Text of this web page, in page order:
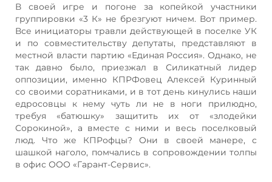
В своей игре и погоне за копейкой участники
группировки «3 К» не брезгуют ничем. Вот пример.
Все инициаторы травли действующей в поселке УК
и по совместительству депутаты, представляют в
местной власти партию «Единая Россия». Однако, не
так давно было, приезжал в Силикатный лидер
оппозиции, именно КПРФовец Алексей Куринный
со своими соратниками, и в тот день кинулись наши
едросовцы к нему чуть ли не в ноги прилюдно,
требуя «батюшку» защитить их от «злодейки
Сорокиной», а вместе с ними и весь поселковый
люд. Что же КПРофцы? Они в своей манере, с
шашкой наголо, помчались в сопровождении толпы
в офис ООО «Гарант-Сервис».